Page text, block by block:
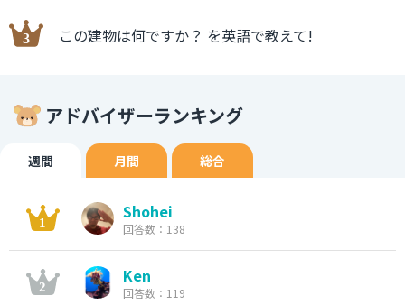
この建物は何ですか？ を英語で教えて!
アドバイザーランキング
週間 月間 総合
Shohei
回答数：138
Ken
回答数：119